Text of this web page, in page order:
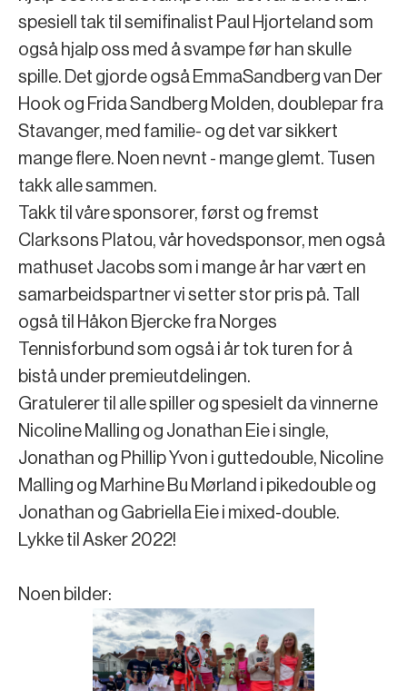
spesiell tak til semifinalist Paul Hjorteland som
også hjalp oss med å svampe før han skulle
spille. Det gjorde også EmmaSandberg van Der
Hook og Frida Sandberg Molden, doublepar fra
Stavanger, med familie- og det var sikkert
mange flere. Noen nevnt - mange glemt. Tusen
takk alle sammen.
Takk til våre sponsorer, først og fremst
Clarksons Platou, vår hovedsponsor, men også
mathuset Jacobs som i mange år har vært en
samarbeidspartner vi setter stor pris på. Tall
også til Håkon Bjercke fra Norges
Tennisforbund som også i år tok turen for å
bistå under premieutdelingen.
Gratulerer til alle spiller og spesielt da vinnerne
Nicoline Malling og Jonathan Eie i single,
Jonathan og Phillip Yvon i guttedouble, Nicoline
Malling og Marhine Bu Mørland i pikedouble og
Jonathan og Gabriella Eie i mixed-double.
Lykke til Asker 2022!
Noen bilder: